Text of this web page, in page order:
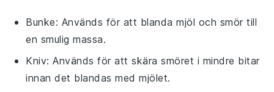
Bunke: Används för att blanda mjöl och smör till
en smulig massa.
Kniv: Används för att skära smöret i mindre bitar
innan det blandas med mjölet.